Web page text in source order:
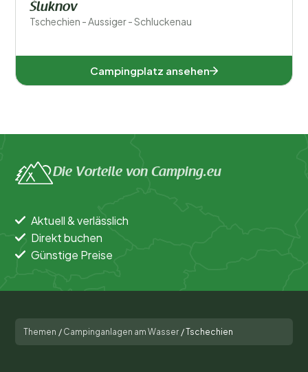
Sport und Freizeit
Šluknov
Tschechien - Aussiger - Schluckenau
Campingplatz ansehen
Die Vorteile von Camping.eu
Aktuell & verlässlich
Direkt buchen
Günstige Preise
Themen / Campinganlagen am Wasser /Tschechien